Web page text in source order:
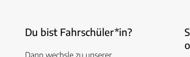
Du bist Fahrschüler*in?
Dann wechsle zu unserer